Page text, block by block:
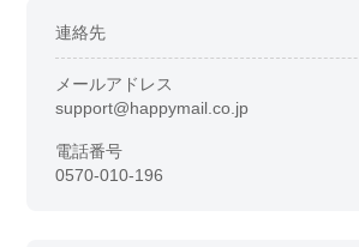
連絡先
メールアドレス
support@happymail.co.jp
電話番号
0570-010-196